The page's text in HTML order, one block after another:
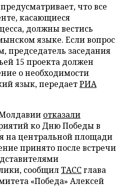
что все
касающиеся
должны вестись
языке. Если вопрос
председатель заседания
15 проекта должен
о необходимости
язык, передаетРИА
отказали
ко Дню Победы в
на центральной площади
принято после встречи
сообщилТАССглава
«Победа» Алексей